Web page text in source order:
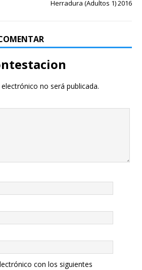
Herradura (Adultos 1) 2016
no será publicada.
con los siguientes